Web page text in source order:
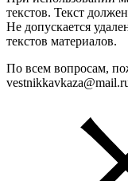
текстов. Текст
Не допускается
текстов материалов.
По всем вопросам,